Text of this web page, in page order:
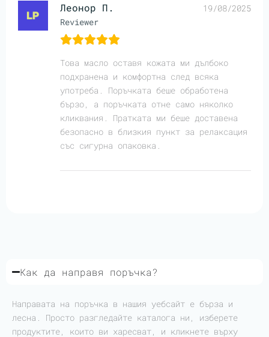
Леонор П.
Reviewer
19/08/2025
Това масло оставя кожата ми дълбоко
подхранена и комфортна след всяка
употреба. Поръчката беше обработена
бързо, а поръчката отне само няколко
кликвания. Пратката ми беше доставена
безопасно в близкия пункт за релаксация
със сигурна опаковка.
Как да направя поръчка?
Направата на поръчка в нашия уебсайт е бърза и
лесна. Просто разгледайте каталога ни, изберете
продуктите, които ви харесват, и кликнете върху